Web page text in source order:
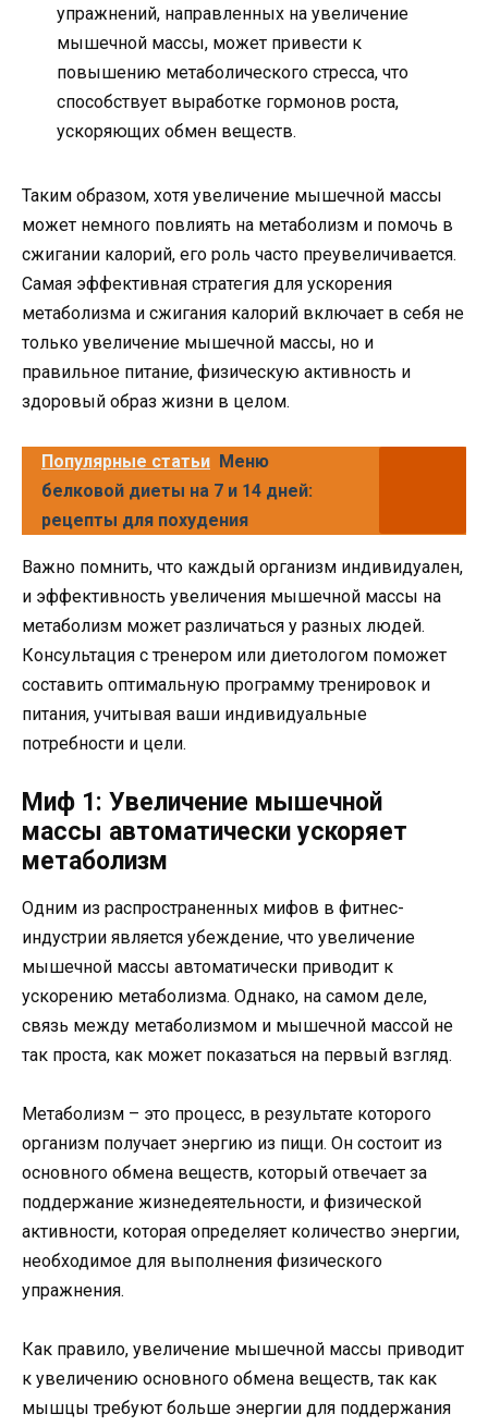
упражнений, направленных на увеличение
мышечной массы, может привести к
повышению метаболического стресса, что
способствует выработке гормонов роста,
ускоряющих обмен веществ.
Таким образом, хотя увеличение мышечной массы
может немного повлиять на метаболизм и помочь в
сжигании калорий, его роль часто преувеличивается.
Самая эффективная стратегия для ускорения
метаболизма и сжигания калорий включает в себя не
только увеличение мышечной массы, но и
правильное питание, физическую активность и
здоровый образ жизни в целом.
Популярные статьи Меню
белковой диеты на 7 и 14 дней:
рецепты для похудения
Важно помнить, что каждый организм индивидуален,
и эффективность увеличения мышечной массы на
метаболизм может различаться у разных людей.
Консультация с тренером или диетологом поможет
составить оптимальную программу тренировок и
питания, учитывая ваши индивидуальные
потребности и цели.
Миф 1: Увеличение мышечной
массы автоматически ускоряет
метаболизм
Одним из распространенных мифов в фитнес-
индустрии является убеждение, что увеличение
мышечной массы автоматически приводит к
ускорению метаболизма. Однако, на самом деле,
связь между метаболизмом и мышечной массой не
так проста, как может показаться на первый взгляд.
Метаболизм – это процесс, в результате которого
организм получает энергию из пищи. Он состоит из
основного обмена веществ, который отвечает за
поддержание жизнедеятельности, и физической
активности, которая определяет количество энергии,
необходимое для выполнения физического
упражнения.
Как правило, увеличение мышечной массы приводит
к увеличению основного обмена веществ, так как
мышцы требуют больше энергии для поддержания